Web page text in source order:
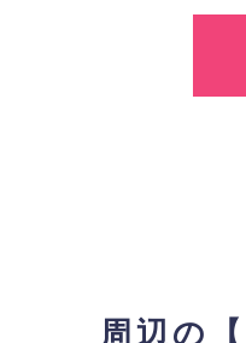
偽りや不正な方法を取ることな
に基づく要請があった場合を除
周辺の